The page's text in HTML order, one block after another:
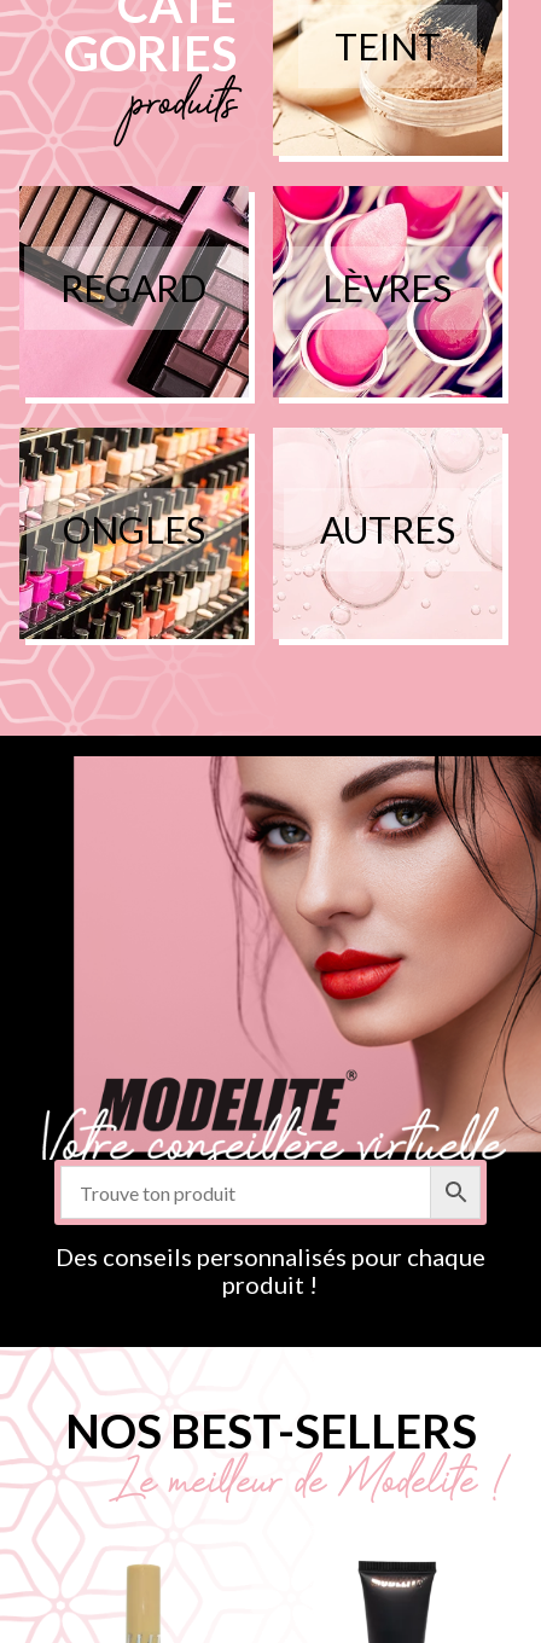
GORIES
produits
TEINT
REGARD LÈVRES
ONGLES AUTRES
Des conseils personnalisés pour chaque
produit !
NOS BEST-SELLERS
Le meilleur de Modelite !